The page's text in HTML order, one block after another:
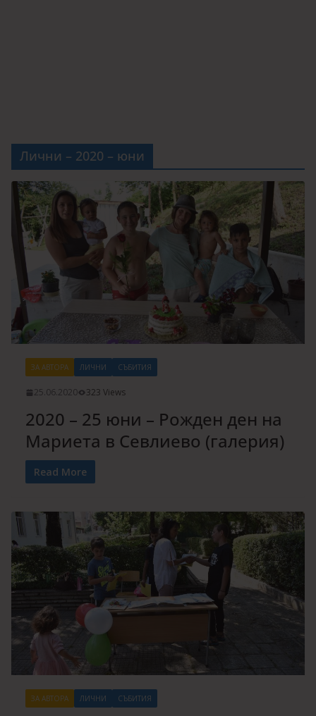
Лични – 2020 – юни
ЗА АВТОРА ЛИЧНИ СЪБИТИЯ
25.06.2020 323 Views
2020 – 25 юни – Рожден ден на
Мариета в Севлиево (галерия)
Read More
ЗА АВТОРА ЛИЧНИ СЪБИТИЯ